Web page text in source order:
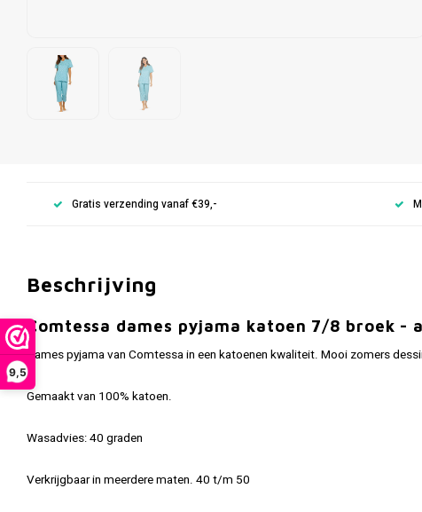
9,5
Gratis verzending vanaf €39,-
Beschrijving
Comtessa dames pyjama katoen 7/8 broek -
Dames pyjama van Comtessa in een katoenen kwaliteit. Mooi zomers
Gemaakt van 100% katoen.
Wasadvies: 40 graden
Verkrijgbaar in meerdere maten. 40 t/m 50